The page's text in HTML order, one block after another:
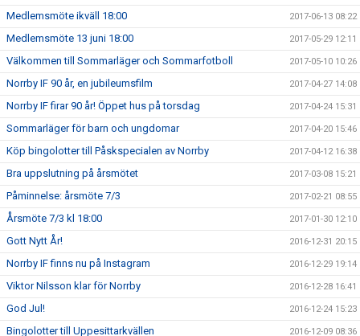
Medlemsmöte ikväll 18:00 2017-06-13 08:22
Medlemsmöte 13 juni 18:00 2017-05-29 12:11
Välkommen till Sommarläger och Sommarfotboll 2017-05-10 10:26
Norrby IF 90 år, en jubileumsfilm 2017-04-27 14:08
Norrby IF firar 90 år! Öppet hus på torsdag 2017-04-24 15:31
Sommarläger för barn och ungdomar 2017-04-20 15:46
Köp bingolotter till Påskspecialen av Norrby 2017-04-12 16:38
Bra uppslutning på årsmötet 2017-03-08 15:21
Påminnelse: årsmöte 7/3 2017-02-21 08:55
Årsmöte 7/3 kl 18:00 2017-01-30 12:10
Gott Nytt År! 2016-12-31 20:15
Norrby IF finns nu på Instagram 2016-12-29 19:14
Viktor Nilsson klar för Norrby 2016-12-28 16:41
God Jul! 2016-12-24 15:23
Bingolotter till Uppesittarkvällen 2016-12-09 08:36